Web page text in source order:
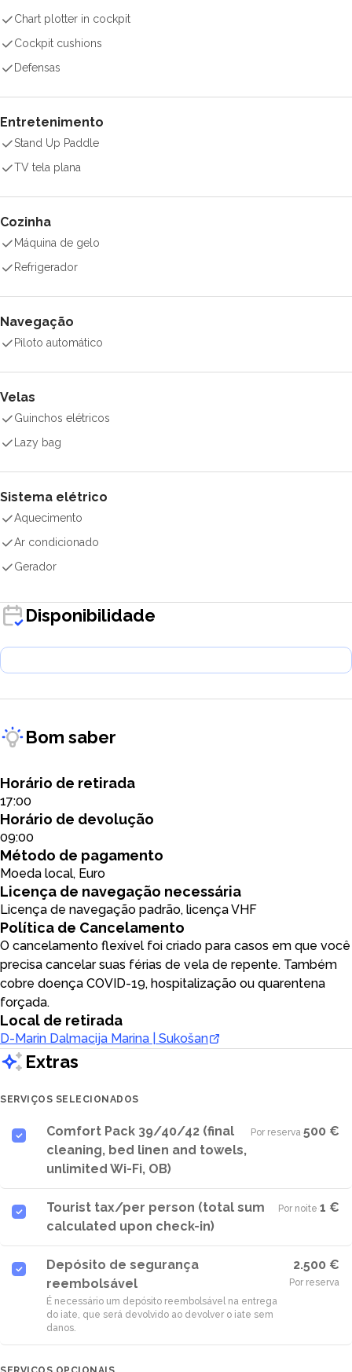
Chart plotter in cockpit
Cockpit cushions
Defensas
Entretenimento
Stand Up Paddle
TV tela plana
Cozinha
Máquina de gelo
Refrigerador
Navegação
Piloto automático
Velas
Guinchos elétricos
Lazy bag
Sistema elétrico
Aquecimento
Ar condicionado
Gerador
Disponibilidade
Bom saber
Horário de retirada
17:00
Horário de devolução
09:00
Método de pagamento
Moeda local, Euro
Licença de navegação necessária
Licença de navegação padrão, licença VHF
Política de Cancelamento
O cancelamento flexível foi criado para casos em que você
precisa cancelar suas férias de vela de repente. Também
cobre doença COVID-19, hospitalização ou quarentena
forçada.
Local de retirada
D-Marin Dalmacija Marina | Sukošan
Extras
SERVIÇOS SELECIONADOS
Comfort Pack 39/40/42 (final
cleaning, bed linen and towels,
unlimited Wi-Fi, OB)
Por reserva·500 €
Tourist tax/per person (total sum
calculated upon check-in)
Por noite·1 €
Depósito de segurança
reembolsável
É necessário um depósito reembolsável na entrega
do iate, que será devolvido ao devolver o iate sem
danos.
2.500 €
Por reserva